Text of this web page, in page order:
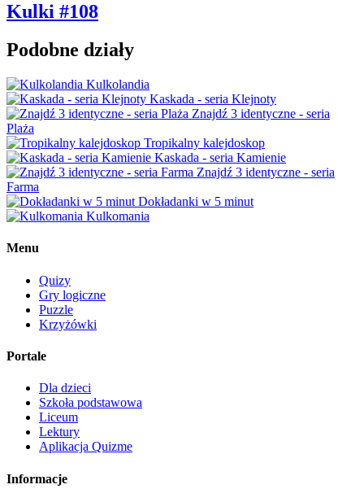
Kulki #108
Podobne działy
Kulkolandia
Kaskada - seria Klejnoty
Znajdź 3 identyczne - seria
Plaża
Tropikalny kalejdoskop
Kaskada - seria Kamienie
Znajdź 3 identyczne - seria
Farma
Dokładanki w 5 minut
Kulkomania
Menu
Quizy
Gry logiczne
Puzzle
Krzyżówki
Portale
Dla dzieci
Szkoła podstawowa
Liceum
Lektury
Aplikacja Quizme
Informacje